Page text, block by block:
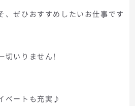
、ぜひおすすめしたいお仕事です
いりません！
ベートも充実♪